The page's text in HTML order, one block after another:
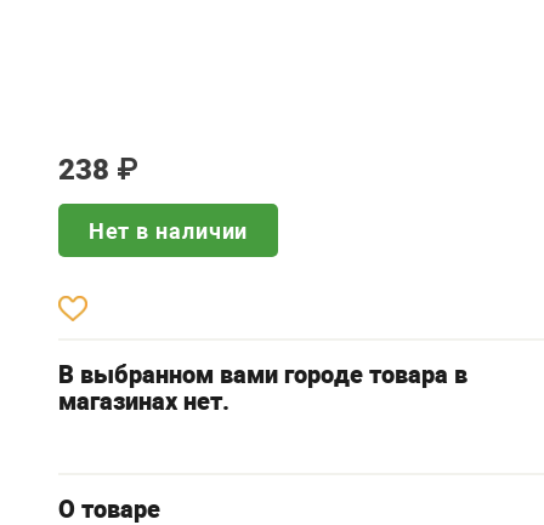
238 ₽
Нет в наличии
В выбранном вами городе товара в
магазинах нет.
О товаре